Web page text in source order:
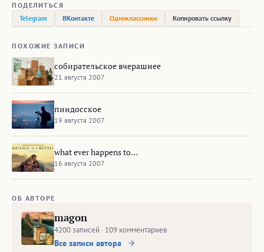
ПОДЕЛИТЬСЯ
Telegram
ВКонтакте Одноклассники Копировать ссылку
ПОХОЖИЕ ЗАПИСИ
собирательское вчерашнее
21 августа 2007
пиндосское
19 августа 2007
what ever happens to…
16 августа 2007
ОБ АВТОРЕ
magon
4200 записей · 109 комментариев
Все записи автора